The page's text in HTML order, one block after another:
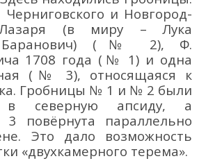
Черниговского и Новгород-
ря (в миру – Лука
вич) (№ 2), Ф.
1708 года (№ 1) и одна
(№ 3), относящаяся к
. Гробницы № 1 и № 2 были
в северную апсиду, а
3 повёрнута параллельно
Это дало возможность
«двухкамерного терема».